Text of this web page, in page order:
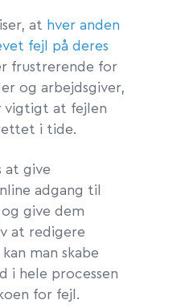
at hver anden
fejl på deres
frustrerende for
og arbejdsgiver,
vigtigt at fejlen
i tide.
at give
adgang til
give dem
at redigere
man skabe
i hele processen
for fejl.